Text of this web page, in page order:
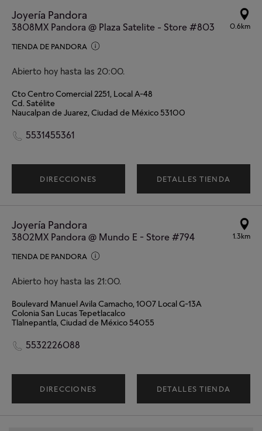
Joyería Pandora
3808MX Pandora @ Plaza Satelite - Store #803
TIENDA DE PANDORA
Abierto hoy hasta las 20:00.
0.6km
Cto Centro Comercial 2251, Local A-48
Cd. Satélite
Naucalpan de Juarez, Ciudad de México 53100
5531455361
DIRECCIONES DETALLES TIENDA
Joyería Pandora
3802MX Pandora @ Mundo E - Store #794
TIENDA DE PANDORA
Abierto hoy hasta las 21:00.
1.3km
Boulevard Manuel Avila Camacho, 1007 Local G-13A
Colonia San Lucas Tepetlacalco
Tlalnepantla, Ciudad de México 54055
5532226088
DIRECCIONES DETALLES TIENDA